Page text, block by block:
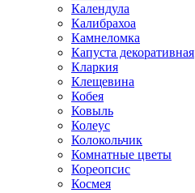
Календула
Калибрахоа
Камнеломка
Капуста декоративная
Кларкия
Клещевина
Кобея
Ковыль
Колеус
Колокольчик
Комнатные цветы
Кореопсис
Космея